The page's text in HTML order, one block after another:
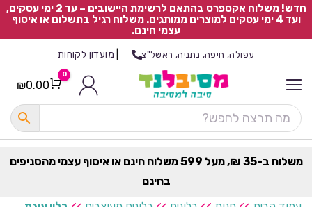
חדש! משלוח אקספרס בהתאם לרשימת היישובים – עד 2 ימי עסקים,
ועד 4 ימי עסקים למוצרים ממותגים. משלוח רגיל בתשלום או איסוף
עצמי חינם.
עפולה, חיפה, נתניה, ראשל"צ מועדון לקוחות
Cart
0
₪0.00
משלוח ב-35 ₪, מעל 599 משלוח חינם או איסוף עצמי מהסניפים
בחינם